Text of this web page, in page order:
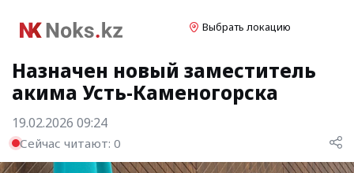
Выбрать локацию
Назначен новый заместитель
акима Усть-Каменогорска
19.02.2026 09:24
Сейчас читают: 0